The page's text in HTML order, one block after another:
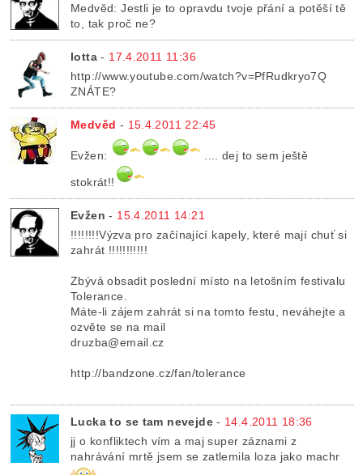
Medvěd: Jestli je to opravdu tvoje přání a potěší tě
to, tak proč ne?
lotta - 17.4.2011 11:36
http://www.youtube.com/watch?v=PfRudkryo7Q
ZNÁTE?
Medvěd - 15.4.2011 22:45
Evžen: .... dej to sem ještě
stokrát!!
Evžen - 15.4.2011 14:21
!!!!!!!!Výzva pro začínající kapely, které mají chuť si
zahrát !!!!!!!!!!!
Zbývá obsadit poslední místo na letošním festivalu
Tolerance.
Máte-li zájem zahrát si na tomto festu, neváhejte a
ozvěte se na mail
druzba@email.cz
http://bandzone.cz/fan/tolerance
Lucka to se tam nevejde- 14.4.2011 18:36
jj o konfliktech vím a maj super záznami z
nahrávání mrtě jsem se zatlemila loza jako machr